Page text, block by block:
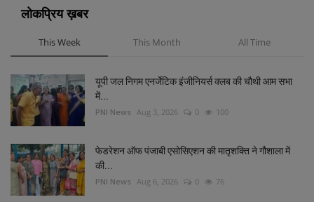
लोकप्रिय ख़बर
This Week This Month All Time
यूपी जल निगम एनर्जेटिक इंजीनियर्स क्लब की चौथी आम सभा
में...
PNI News Aug 3, 2026 0 100
फेडरेशन ऑफ पंजाबी एसोसिएशन की मातृशक्ति ने गौशाला में
की...
PNI News Aug 6, 2026 0 76